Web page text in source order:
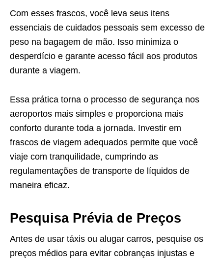
Com esses frascos, você leva seus itens
essenciais de cuidados pessoais sem excesso de
peso na bagagem de mão. Isso minimiza o
desperdício e garante acesso fácil aos produtos
durante a viagem.
Essa prática torna o processo de segurança nos
aeroportos mais simples e proporciona mais
conforto durante toda a jornada. Investir em
frascos de viagem adequados permite que você
viaje com tranquilidade, cumprindo as
regulamentações de transporte de líquidos de
maneira eficaz.
Pesquisa Prévia de Preços
Antes de usar táxis ou alugar carros, pesquise os
preços médios para evitar cobranças injustas e